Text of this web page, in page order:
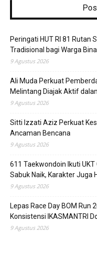
Peringati HUT RI 81
Tradisional bagi Warga
9 Agustus 2026
Ali Muda Perkuat
Melintang Diajak Aktif
9 Agustus 2026
Sitti Izzati Aziz Perkuat
Ancaman Bencana
9 Agustus 2026
611 Taekwondoin Ikuti
Sabuk Naik, Karakter Juga
9 Agustus 2026
Lepas Race Day BOM Run
Konsistensi IKASMANTRI
9 Agustus 2026